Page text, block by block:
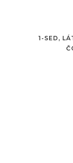
1-SED,